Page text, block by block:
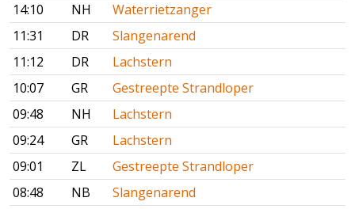
14:10
NH
Waterrietzanger
11:31
DR
Slangenarend
11:12
DR
Lachstern
10:07
GR
Gestreepte Strandloper
09:48
NH
Lachstern
09:24
GR
Lachstern
09:01
ZL
Gestreepte Strandloper
08:48
NB
Slangenarend